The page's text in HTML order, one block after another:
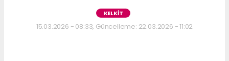
KELKİT
15.03.2026 - 08:33, Güncelleme: 22.03.2026 - 11:02